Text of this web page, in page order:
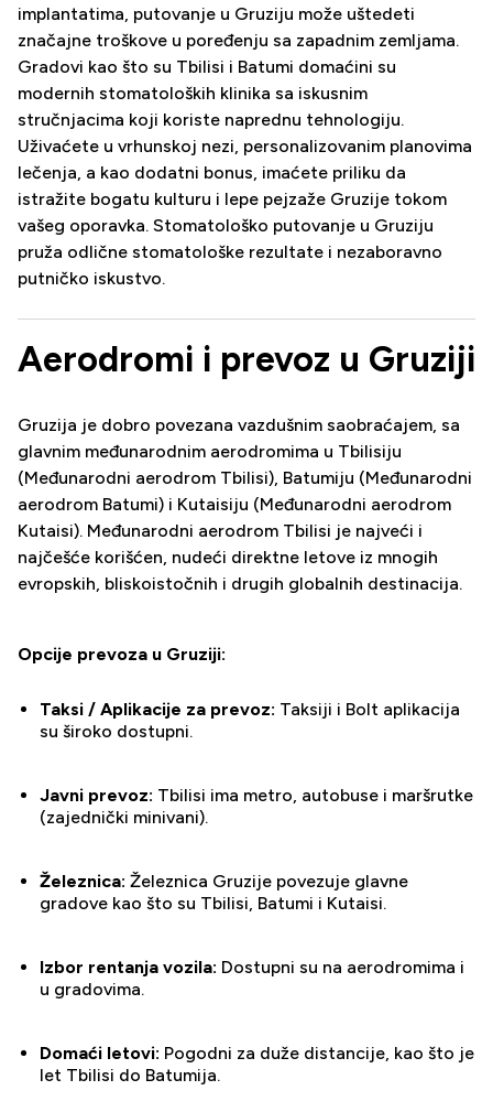
implantatima, putovanje u Gruziju može uštedeti
značajne troškove u poređenju sa zapadnim zemljama.
Gradovi kao što su Tbilisi i Batumi domaćini su
modernih stomatoloških klinika sa iskusnim
stručnjacima koji koriste naprednu tehnologiju.
Uživaćete u vrhunskoj nezi, personalizovanim planovima
lečenja, a kao dodatni bonus, imaćete priliku da
istražite bogatu kulturu i lepe pejzaže Gruzije tokom
vašeg oporavka. Stomatološko putovanje u Gruziju
pruža odlične stomatološke rezultate i nezaboravno
putničko iskustvo.
Aerodromi i prevoz u Gruziji
Gruzija je dobro povezana vazdušnim saobraćajem, sa
glavnim međunarodnim aerodromima u Tbilisiju
(Međunarodni aerodrom Tbilisi), Batumiju (Međunarodni
aerodrom Batumi) i Kutaisiju (Međunarodni aerodrom
Kutaisi). Međunarodni aerodrom Tbilisi je najveći i
najčešće korišćen, nudeći direktne letove iz mnogih
evropskih, bliskoistočnih i drugih globalnih destinacija.
Opcije prevoza u Gruziji:
Taksi / Aplikacije za prevoz: Taksiji i Bolt aplikacija
su široko dostupni.
Javni prevoz: Tbilisi ima metro, autobuse i maršrutke
(zajednički minivani).
Železnica: Železnica Gruzije povezuje glavne
gradove kao što su Tbilisi, Batumi i Kutaisi.
Izbor rentanja vozila: Dostupni su na aerodromima i
u gradovima.
Domaći letovi: Pogodni za duže distancije, kao što je
let Tbilisi do Batumija.